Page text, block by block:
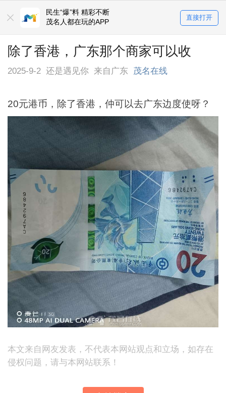
民生“爆”料 精彩不断
茂名人都在玩的APP
直接打开
除了香港，广东那个商家可以收
2025-9-2 还是遇见你 来自广东 茂名在线
20元港币，除了香港，仲可以去广东边度使呀？
本文来自网友发表，不代表本网站观点和立场，如存在
侵权问题，请与本网站联系！